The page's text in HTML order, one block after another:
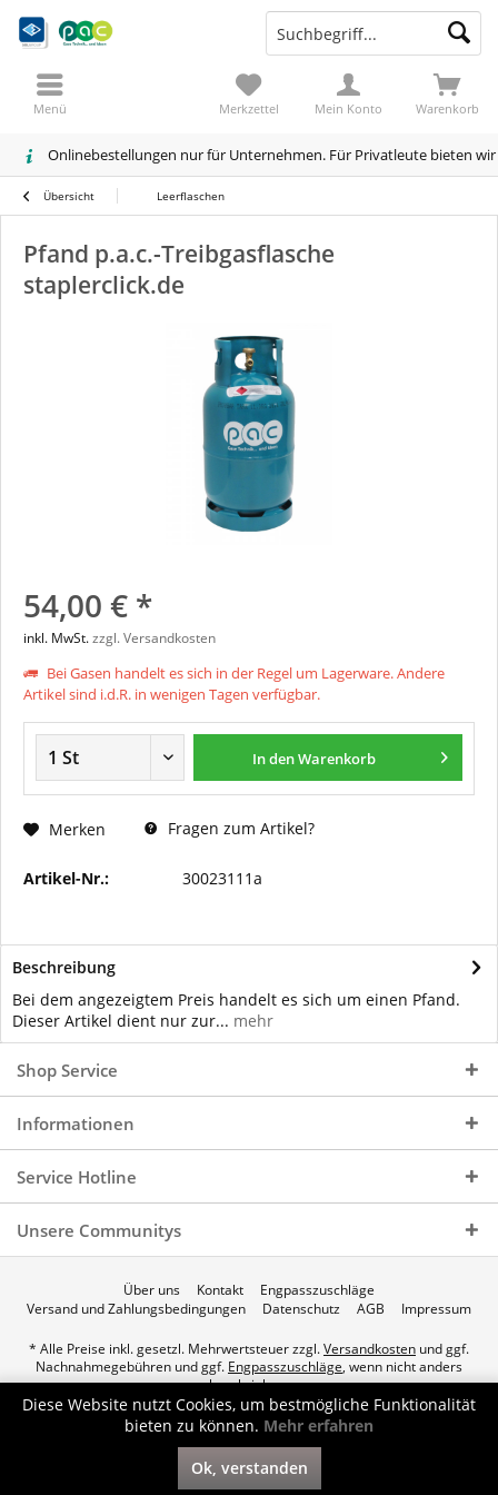
Onlinebestellungen nur für Unternehmen. Für Privatleute bieten
Warenkorb
Merkzettel Mein Konto
Menü
Übersicht Leerflaschen
Pfand p.a.c.-Treibgasflasche
staplerclick.de
54,00 € *
inkl. MwSt.zzgl. Versandkosten
Bei Gasen handelt es sich in der Regel um Lagerware. Andere
Artikel sind i.d.R. in wenigen Tagen verfügbar.
In denWarenkorb
Merken Fragen zum Artikel?
Artikel-Nr.: 30023111a
Beschreibung
Bei dem angezeigtem Preis handelt es sich um einen Pfand.
Dieser Artikel dient nur zur... mehr
Shop Service
Informationen
Service Hotline
Unsere Communitys
Über uns Kontakt
Engpasszuschläge
Versand und Zahlungsbedingungen
Datenschutz AGB Impressum
* Alle Preise inkl. gesetzl. Mehrwertsteuer zzgl.Versandkosten und ggf.
Nachnahmegebühren und ggf. Engpasszuschläge, wenn nicht anders
beschrieben.
© 2026 p.a.c. Gasservice GmbH - All Rights Reserved. Theme by
ThemeWare®
Diese Website nutzt Cookies, um bestmögliche Funktionalität
bieten zu können. Mehr erfahren
Ok, verstanden